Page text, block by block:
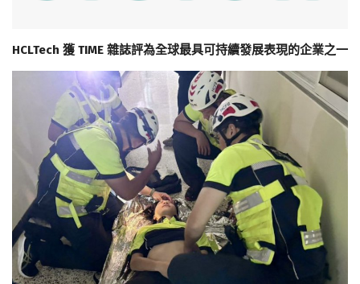
HCLTech 獲 TIME 雜誌評為全球最具可持續發展表現的企業之一